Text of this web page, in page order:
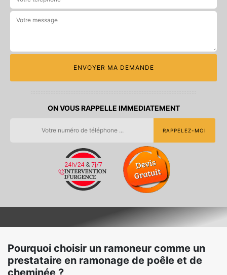
ON VOUS RAPPELLE IMMEDIATEMENT
Pourquoi choisir un ramoneur comme un
prestataire en ramonage de poêle et de
cheminée ?